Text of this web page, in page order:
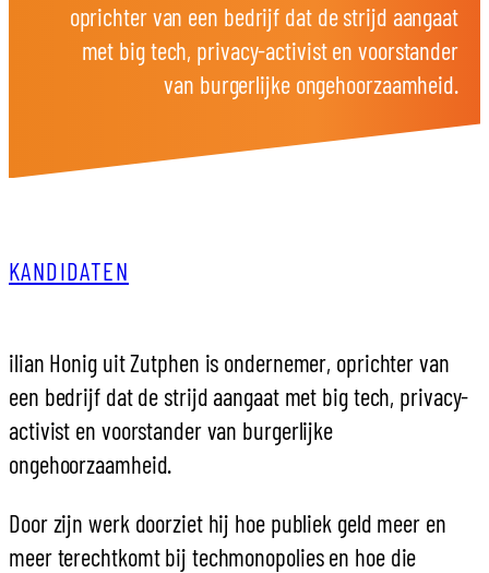
oprichter van een bedrijf dat de strijd aangaat
met big tech, privacy-activist en voorstander
van burgerlijke ongehoorzaamheid.
KANDIDATEN
ilian Honig uit Zutphen is ondernemer, oprichter van
een bedrijf dat de strijd aangaat met big tech, privacy-
activist en voorstander van burgerlijke
ongehoorzaamheid.
Door zijn werk doorziet hij hoe publiek geld meer en
meer terechtkomt bij techmonopolies en hoe die